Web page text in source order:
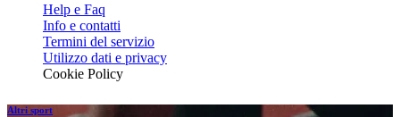
Help e Faq
Info e contatti
Termini del servizio
Utilizzo dati e privacy
Cookie Policy
Altri sport